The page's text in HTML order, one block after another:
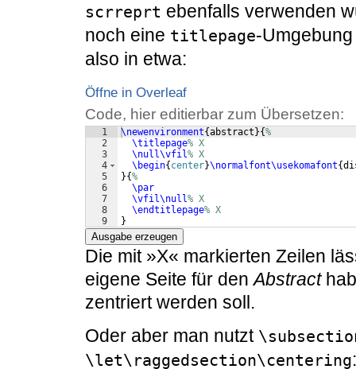
scrreprt ebenfalls verwenden
noch eine titlepage-
also in etwa:
Öffne in Overleaf
Code, hier editierbar zum Übersetzen:
1
2
3
4
5
6
7
8
9
\newenvironment{abstract }{%
\titlepage% X
\null\vfil% X
\begin{ center}\normalfont\usekomafont{
}{%
\par
\vfil\null% X
\endtitlepage% X
}
Ausgabe erzeugen
Die mit »X« markierten Zeilen
eigene Seite für denAbstract
zentriert werden soll.
Oder aber man nutzt
\let\raggedsection\centering: